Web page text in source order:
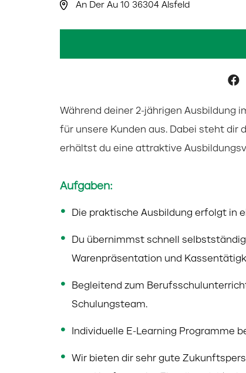
An Der Au 10 36304 Alsfeld
Während deiner 2-jährigen Ausbildung
für unsere Kunden aus. Dabei steht dir
erhältst du eine attraktive
Aufgaben:
Die praktische Ausbildung erfolgt in
Du übernimmst schnell
Warenpräsentation und
Begleitend zum
Schulungsteam.
Individuelle E-Learning Programme
Wir bieten dir sehr gute